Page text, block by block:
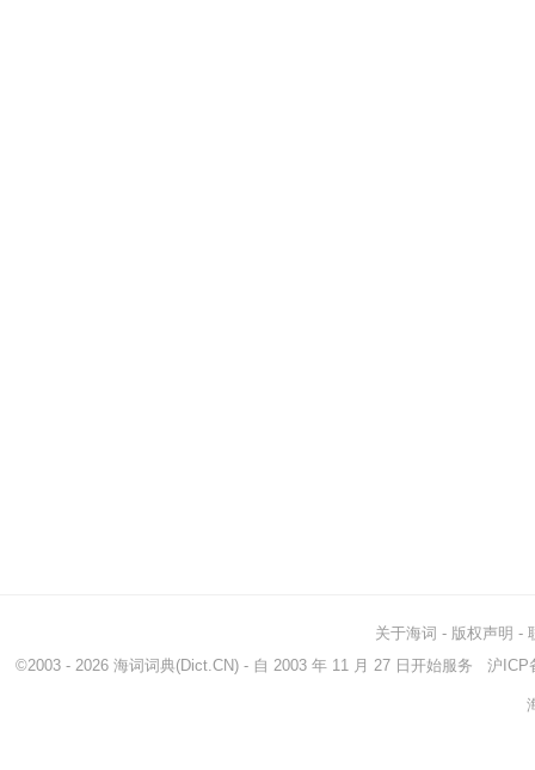
关于海词 - 版权声明 -
©2003 - 2026 海词词典(Dict.CN) - 自 2003 年 11 月 27 日开始服务 沪ICP